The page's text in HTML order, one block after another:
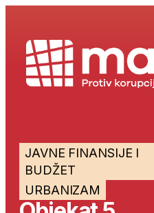
JAVNE FINANSIJE I
BUDŽET
URBANIZAM